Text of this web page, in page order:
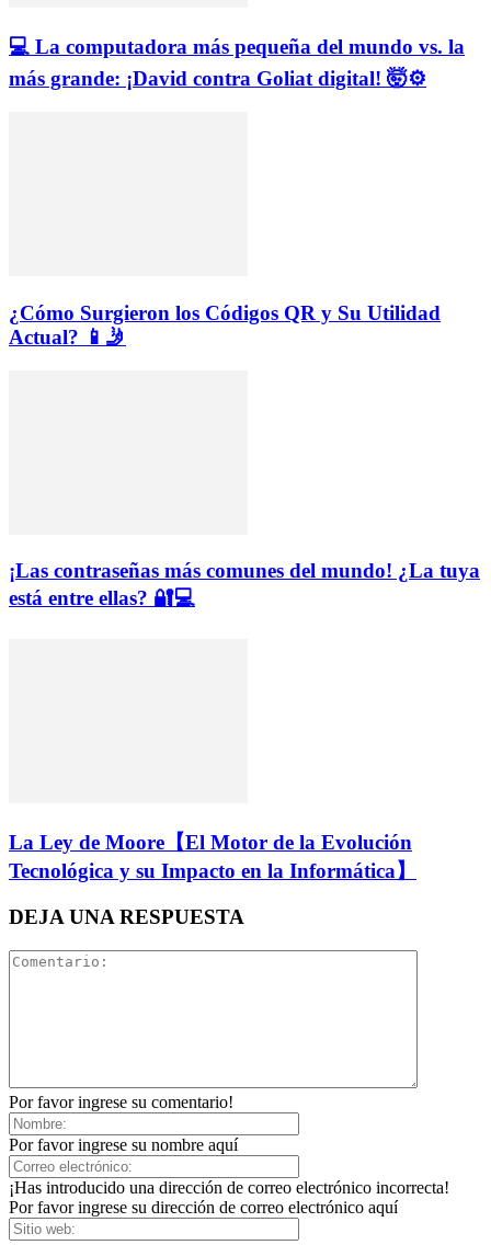
💻 La computadora más pequeña del mundo vs. la
más grande: ¡David contra Goliat digital! 🤯⚙️
¿Cómo Surgieron los Códigos QR y Su Utilidad
Actual? 📱🤳
¡Las contraseñas más comunes del mundo! ¿La tuya
está entre ellas? 🔐💻
La Ley de Moore【El Motor de la Evolución
Tecnológica y su Impacto en la Informática】
DEJA UNA RESPUESTA
Por favor ingrese su comentario!
Por favor ingrese su nombre aquí
¡Has introducido una dirección de correo electrónico incorrecta!
Por favor ingrese su dirección de correo electrónico aquí